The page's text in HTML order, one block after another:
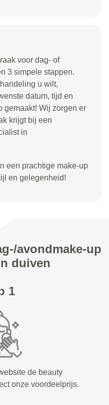
voor dag- of
3 simpele stappen.
u wilt,
datum, tijd en
gemaakt! Wij zorgen er
krijgt bij een
in
een prachtige make-up
en gelegenheid!
avondmake-up
duiven
1
de beauty
onze voordeelprijs.